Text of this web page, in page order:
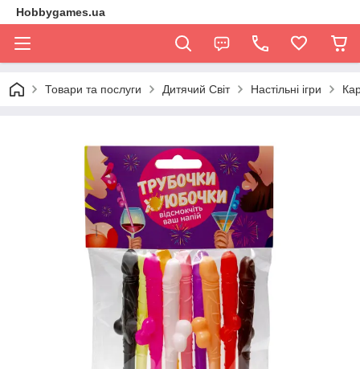
Hobbygames.ua
Товари та послуги Дитячий Світ Настільні ігри